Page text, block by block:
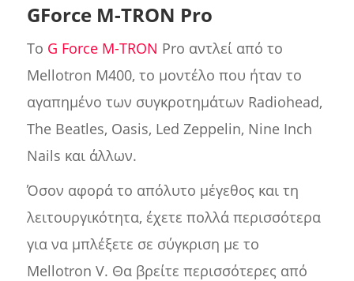
GForce M-TRON Pro
Το G Force M-TRON Pro αντλεί από το
Mellotron M400, το μοντέλο που ήταν το
αγαπημένο των συγκροτημάτων Radiohead,
The Beatles, Oasis, Led Zeppelin, Nine Inch
Nails και άλλων.
Όσον αφορά το απόλυτο μέγεθος και τη
λειτουργικότητα, έχετε πολλά περισσότερα
για να μπλέξετε σε σύγκριση με το
Mellotron V. Θα βρείτε περισσότερες από